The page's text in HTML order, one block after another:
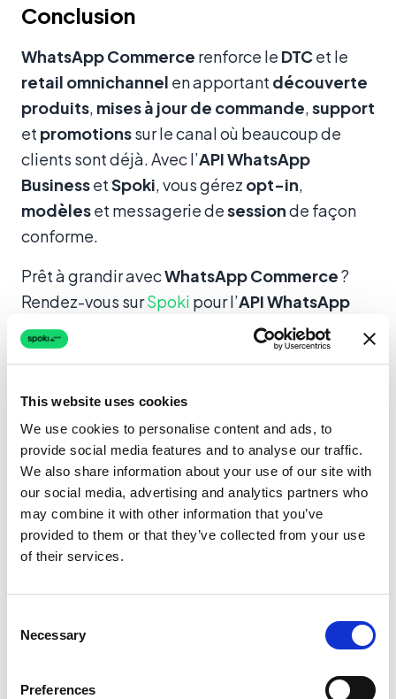
This website uses cookies
We use cookies to personalise content and ads, to
provide social media features and to analyse our traffic.
We also share information about your use of our site with
our social media, advertising and analytics partners who
may combine it with other information that you’ve
provided to them or that they’ve collected from your use
of their services.
Selection
Necessary
Preferences
Conclusion
WhatsApp Commerce renforce le DTCet le
retail omnichannel en apportant découverte
produits, mises à jour de commande,support
et promotionssur le canal où beaucoup de
clients sont déjà. Avec l’API WhatsApp
BusinessetSpoki, vous gérez opt-in,
modèleset messagerie desessionde façon
conforme.
Prêt à grandir avecWhatsApp Commerce?
Rendez-vous surSpoki pour l’API WhatsApp
Business
. Utilisez la
calculatrice ROI
pour planifier votre stratégie
À PROPOS DE L'AUTEUR
L'équipe éditoriale Spoki — spécialistes
engineering — publie des guides neutres sur